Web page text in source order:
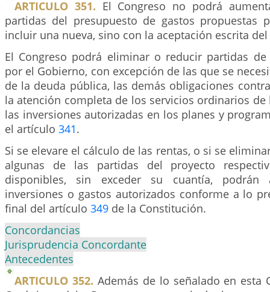
ARTICULO 351. El Congreso no podrá
partidas del presupuesto de gastos propuestas
incluir una nueva, sino con la aceptación escrita
El Congreso podrá eliminar o reducir partidas de
por el Gobierno, con excepción de las que se
de la deuda pública, las demás obligaciones
la atención completa de los servicios ordinarios
las inversiones autorizadas en los planes y
el artículo 341.
Si se elevare el cálculo de las rentas, o si se
algunas de las partidas del proyecto
disponibles, sin exceder su cuantía, podrán
inversiones o gastos autorizados conforme a lo
final del artículo 349 de la Constitución.
Concordancias
Jurisprudencia Concordante
Antecedentes
ARTICULO 352. Además de lo señalado en esta